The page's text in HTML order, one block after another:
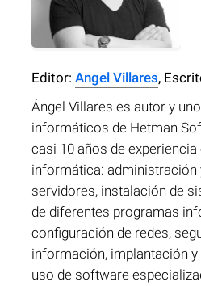
Editor: Angel Villares,
Ángel Villares es autor y
informáticos de Hetman
casi 10 años de
informática: administración
servidores, instalación de
de diferentes programas
configuración de redes,
información, implantación
uso de software